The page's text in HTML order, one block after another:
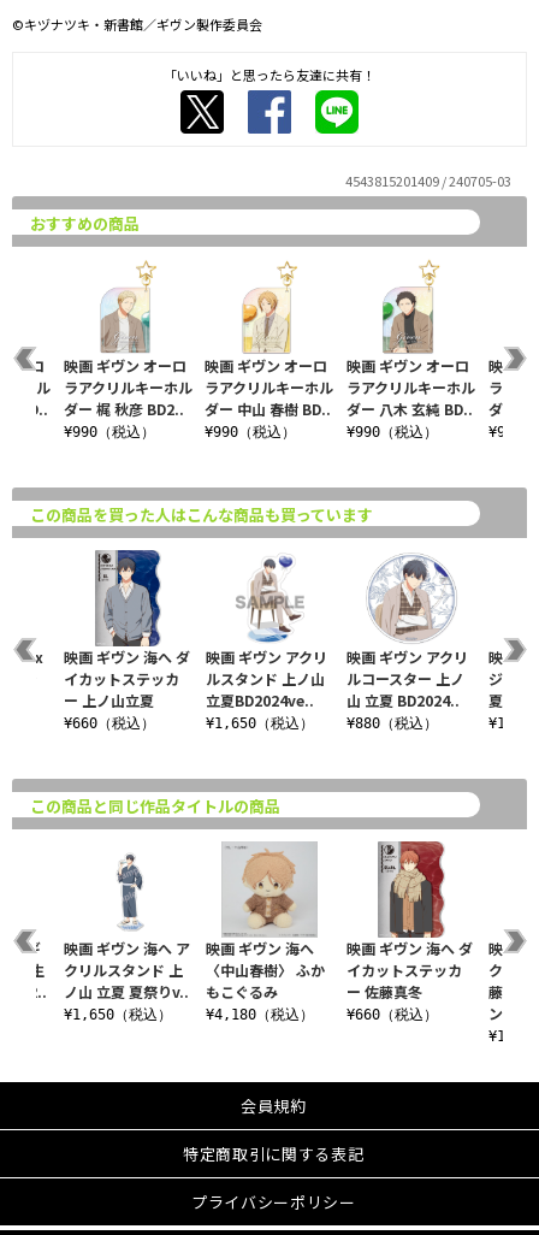
©キヅナツキ・新書館／ギヴン製作委員会
「いいね」と思ったら友達に共有！
4543815201409 / 240705-03
おすすめの商品
映画 ギヴン オーロ
ラアクリルキーホル
ダー 中山 春樹 BD..
¥990（税込）
映画 ギヴン オーロ
ラアクリルキーホル
ダー 八木 玄純 BD..
¥990（税込）
映画
ラアク
ダー
¥990（
ーロ
ーホル
BD..
映画 ギヴン オーロ
ラアクリルキーホル
ダー 梶 秋彦 BD2..
¥990（税込）
この商品を買った人はこんな商品も買っています
映画 ギヴン アクリ
ルスタンド 上ノ山
立夏BD2024ve..
¥1,650（税込）
映画 ギヴン アクリ
ルコースター 上ノ
山 立夏 BD2024..
¥880（税込）
映画
ジセッ
夏
¥1,100
柊mix
映画 ギヴン 海へ ダ
イカットステッカ
ー 上ノ山立夏
¥660（税込）
この商品と同じ作品タイトルの商品
映画 ギヴン 海へ
〈中山春樹〉 ふか
もこぐるみ
¥4,180（税込）
映画 ギヴン 海へ ダ
イカットステッカ
ー 佐藤真冬
¥660（税込）
映画
クリル
藤真冬
ン..
¥1,430
画 ギ
全生
R..
映画 ギヴン 海へ ア
クリルスタンド 上
ノ山 立夏 夏祭りv..
¥1,650（税込）
会員規約
特定商取引に関する表記
プライバシーポリシー